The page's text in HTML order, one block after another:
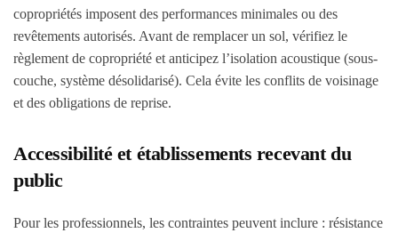
copropriétés imposent des performances minimales ou des
revêtements autorisés. Avant de remplacer un sol, vérifiez le
règlement de copropriété et anticipez l’isolation acoustique (sous-
couche, système désolidarisé). Cela évite les conflits de voisinage
et des obligations de reprise.
Accessibilité et établissements recevant du
public
Pour les professionnels, les contraintes peuvent inclure : résistance